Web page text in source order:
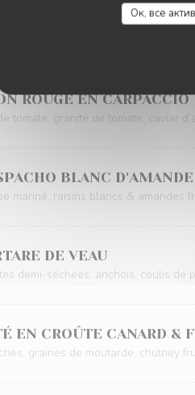
Ок, все
ROUGE EN CARPACCIO
tomate, granité de tomate, caviar
BLANC D'AMANDE
mariné, raisins blancs & amandes
DE VEAU
demi-séchées, anchois, coulis de
EN CROÛTE CANARD &
graines de moutarde, chutney